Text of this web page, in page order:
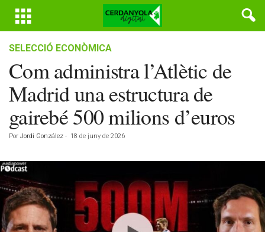
SELECCIÓ ECONÒMICA
Com administra l’Atlètic de
Madrid una estructura de
gairebé 500 milions d’euros
Por Jordi González - 18 de juny de 2026